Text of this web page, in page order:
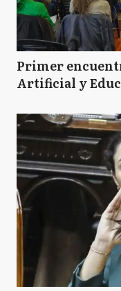
Primer
Artificial y